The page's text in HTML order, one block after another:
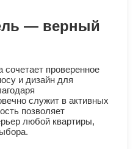
— верный
проверенное
и дизайн для
служит в активных
позволяет
любой квартиры,